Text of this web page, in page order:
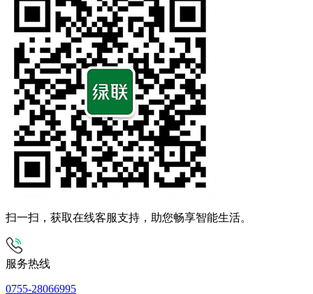
扫一扫，获取在线客服支持，助您畅享智能生活。
服务热线
0755-28066995